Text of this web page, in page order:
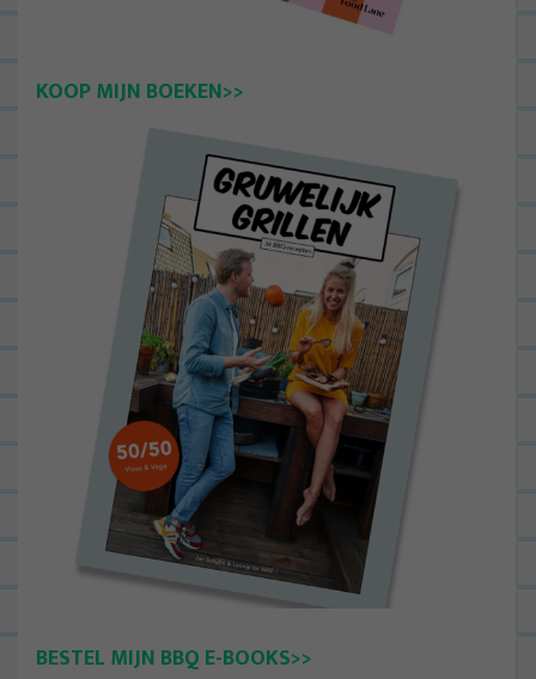
KOOP MIJN BOEKEN>>
BESTEL MIJN BBQ E-BOOKS>>